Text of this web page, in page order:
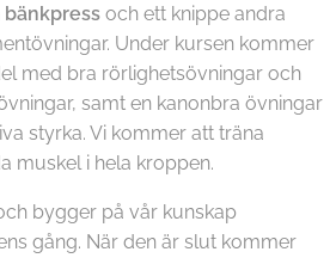
bänkpress och ett knippe andra
Under kursen kommer
med bra rörlighetsövningar och
samt en kanonbra övningar
styrka. Vi kommer att träna
muskel i hela kroppen.
bygger på vår kunskap
gång. När den är slut kommer